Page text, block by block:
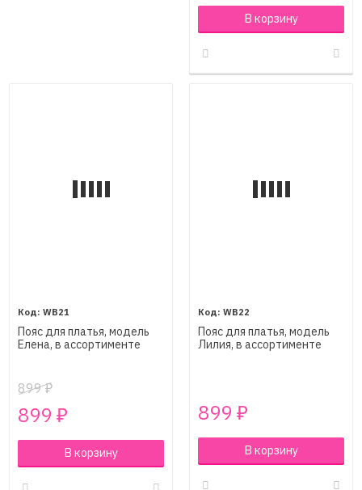
В корзину
WB21
Пояс для платья, модель
Елена, в ассортименте
899₽
899 ₽
В корзину
WB22
Пояс для платья, модель
Лилия, в ассортименте
899 ₽
В корзину